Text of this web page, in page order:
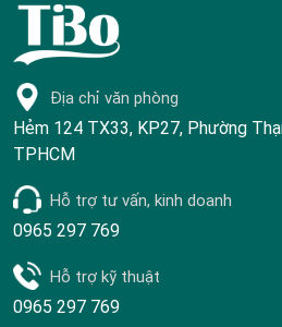
Địa chỉ văn phòng
Hẻm 124 TX33, KP27, Phường
TPHCM
Hỗ trợ tư vấn, kinh doanh
0965 297 769
Hỗ trợ kỹ thuật
0965 297 769